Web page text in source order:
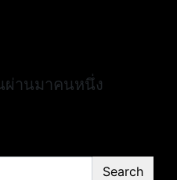
ผ่านมาคนหนึ่ง
Search